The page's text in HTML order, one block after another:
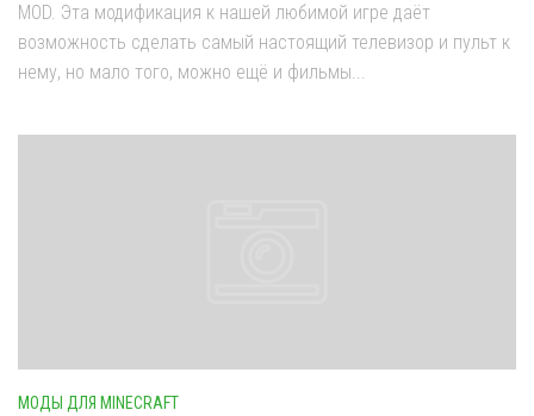
MOD. Эта модификация к нашей любимой игре даёт
возможность сделать самый настоящий телевизор и пульт к
нему, но мало того, можно ещё и фильмы...
МОДЫ ДЛЯ MINECRAFT